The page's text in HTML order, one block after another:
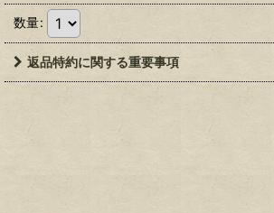
数量:
返品特約に関する重要事項